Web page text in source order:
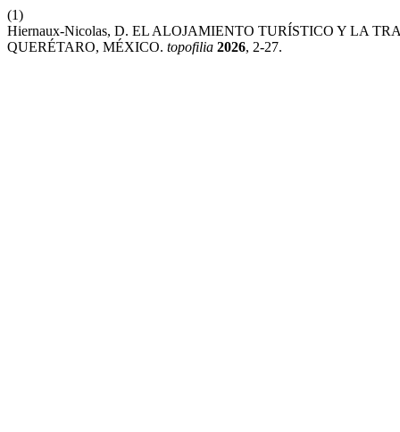
(1)
Hiernaux-Nicolas, D. EL ALOJAMIENTO TURÍSTICO Y LA
QUERÉTARO, MÉXICO. topofilia 2026, 2-27.